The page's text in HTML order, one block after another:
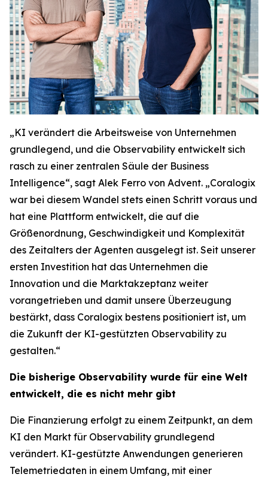
„KI verändert die Arbeitsweise von Unternehmen
grundlegend, und die Observability entwickelt sich
rasch zu einer zentralen Säule der Business
Intelligence“, sagt Alek Ferro von Advent. „Coralogix
war bei diesem Wandel stets einen Schritt voraus und
hat eine Plattform entwickelt, die auf die
Größenordnung, Geschwindigkeit und Komplexität
des Zeitalters der Agenten ausgelegt ist. Seit unserer
ersten Investition hat das Unternehmen die
Innovation und die Marktakzeptanz weiter
vorangetrieben und damit unsere Überzeugung
bestärkt, dass Coralogix bestens positioniert ist, um
die Zukunft der KI-gestützten Observability zu
gestalten.“
Die bisherige Observability wurde für eine Welt
entwickelt, die es nicht mehr gibt
Die Finanzierung erfolgt zu einem Zeitpunkt, an dem
KI den Markt für Observability grundlegend
verändert. KI-gestützte Anwendungen generieren
Telemetriedaten in einem Umfang, mit einer